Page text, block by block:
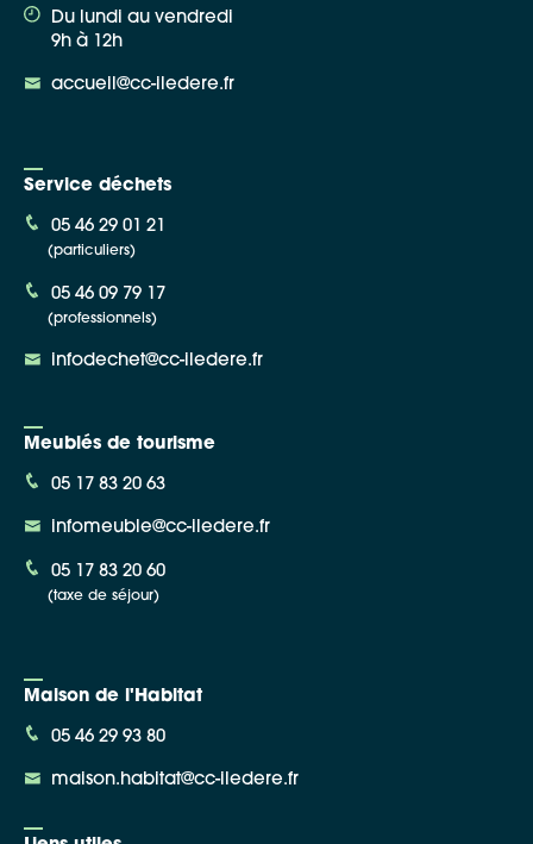
Du lundi au vendredi
9h à 12h
accueil@cc-iledere.fr
Service déchets
05 46 29 01 21
(particuliers)
05 46 09 79 17
(professionnels)
infodechet@cc-iledere.fr
Meublés de tourisme
05 17 83 20 63
infomeuble@cc-iledere.fr
05 17 83 20 60
(taxe de séjour)
Maison de l'Habitat
05 46 29 93 80
maison.habitat@cc-iledere.fr
Apple Plans